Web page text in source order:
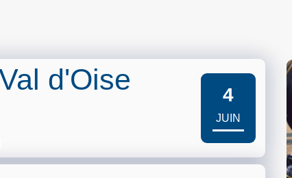
d'Oise
4
JUIN